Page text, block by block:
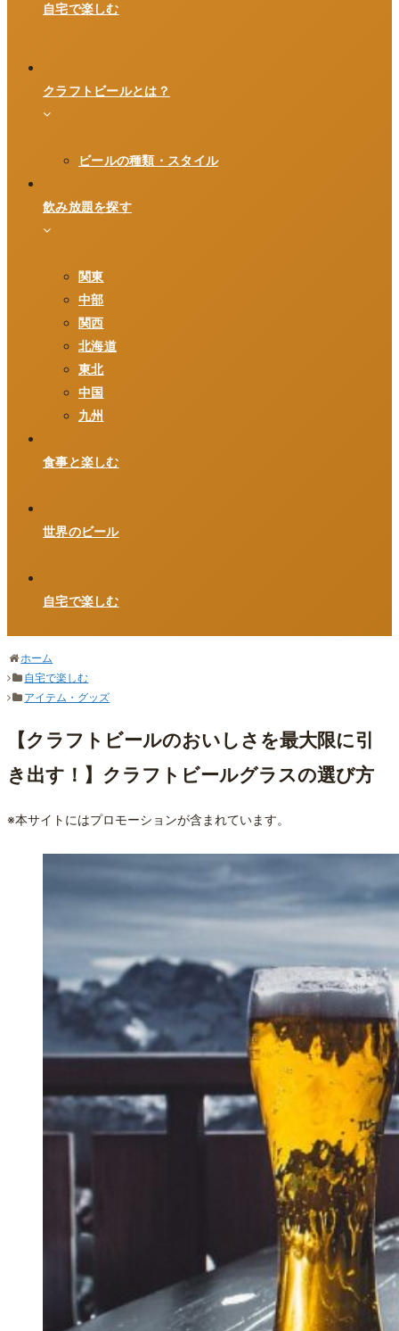
自宅で楽しむ
クラフトビールとは？
ビールの種類・スタイル
飲み放題を探す
関東
中部
関西
北海道
東北
中国
九州
食事と楽しむ
世界のビール
自宅で楽しむ
ホーム
自宅で楽しむ
アイテム・グッズ
【クラフトビールのおいしさを最大限に引
き出す！】クラフトビールグラスの選び方
※本サイトにはプロモーションが含まれています。